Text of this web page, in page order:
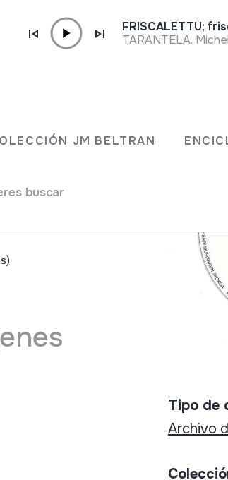
JM BELTRAN
buscar
FRISCALETTU;
TARANTELA.
2010-
Ihidoi
Tipo de
Archivo